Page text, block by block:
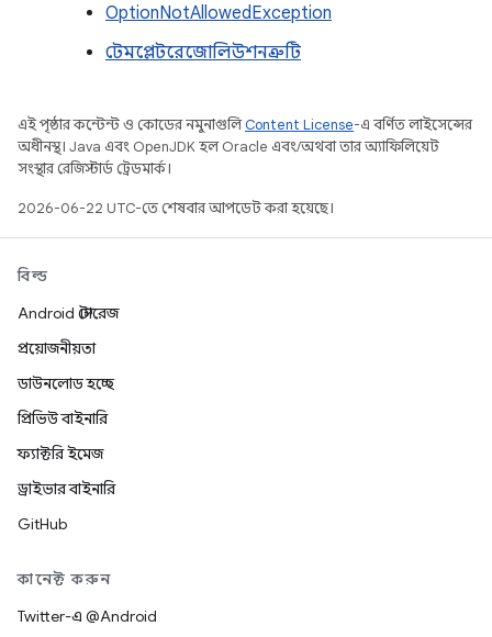
OptionNotAllowedException
টেমপ্লেটরেজোলিউশনত্রুটি
এই পৃষ্ঠার কন্টেন্ট ও কোডের নমুনাগুলিContent License-এ বর্ণিত লাইসেন্সের
অধীনস্থ। Java এবং OpenJDK হল Oracle এবং/অথবা তার অ্যাফিলিয়েট
সংস্থার রেজিস্টার্ড ট্রেডমার্ক।
2026-06-22 UTC-তে শেষবার আপডেট করা হয়েছে।
বিল্ড
Android স্টোরেজ
প্রয়োজনীয়তা
ডাউনলোড হচ্ছে
প্রিভিউ বাইনারি
ফ্যাক্টরি ইমেজ
ড্রাইভার বাইনারি
GitHub
কানেক্ট করুন
Twitter-এ @Android